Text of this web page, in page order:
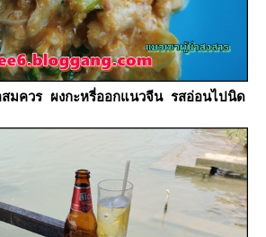
มควร ผงกะหรี่ออกแนวจีน รสอ่อนไปนิด